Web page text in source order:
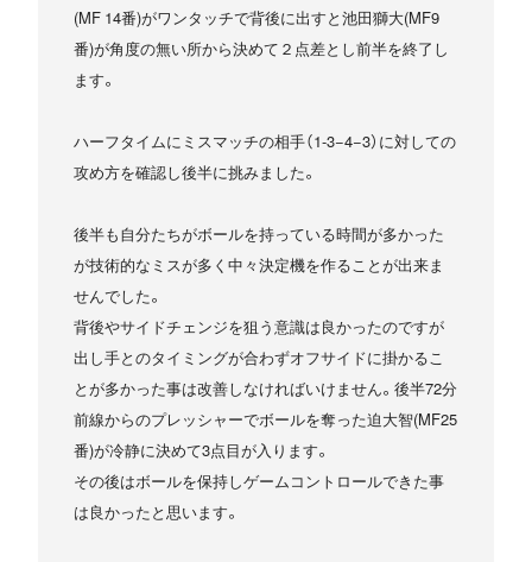
(MF 14番)がワンタッチで背後に出すと池田獅大(MF9
番)が角度の無い所から決めて２点差とし前半を終了し
ます。
ハーフタイムにミスマッチの相手（1-3−4−3）に対しての
攻め方を確認し後半に挑みました。
後半も自分たちがボールを持っている時間が多かった
が技術的なミスが多く中々決定機を作ることが出来ま
せんでした。
背後やサイドチェンジを狙う意識は良かったのですが
出し手とのタイミングが合わずオフサイドに掛かるこ
とが多かった事は改善しなければいけません。後半72分
前線からのプレッシャーでボールを奪った迫大智(MF25
番)が冷静に決めて3点目が入ります。
その後はボールを保持しゲームコントロールできた事
は良かったと思います。